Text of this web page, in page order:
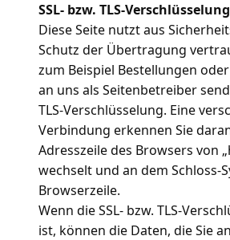
SSL- bzw. TLS-Verschlüsselung
Diese Seite nutzt aus
Schutz der Übertragung
zum Beispiel Bestellungen
an uns als Seitenbetreiber
TLS-Verschlüsselung. Eine
Verbindung erkennen Sie
Adresszeile des Browsers von
wechselt und an dem Schloss-
Browserzeile.
Wenn die SSL- bzw. TLS-
ist, können die Daten, die Sie